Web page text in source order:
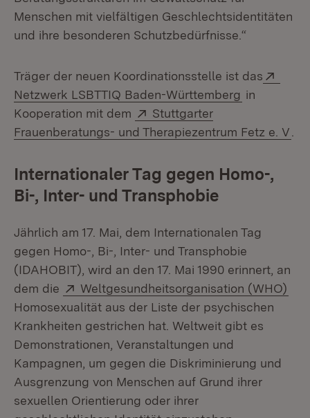
Menschen mit vielfältigen Geschlechtsidentitäten
und ihre besonderen Schutzbedürfnisse.“
Träger der neuen Koordinationsstelle ist das
Netzwerk LSBTTIQ Baden-Württemberg (Öffnet in
in
Kooperation mit dem
Extern:
Stuttgarter
Frauenberatungs- und Therapiezentrum Fetz e. V
Internationaler Tag gegen Homo-,
Bi-, Inter- und Transphobie
Jährlich am 17. Mai, dem Internationalen Tag
gegen Homo-, Bi-, Inter- und Transphobie
(IDAHOBIT), wird an den 17. Mai 1990 erinnert, an
dem die
Extern:
Weltgesundheitsorganisation (WHO)
Homosexualität aus der Liste der psychischen
Krankheiten gestrichen hat. Weltweit gibt es
Demonstrationen, Veranstaltungen und
Kampagnen, um gegen die Diskriminierung und
Ausgrenzung von Menschen auf Grund ihrer
sexuellen Orientierung oder ihrer